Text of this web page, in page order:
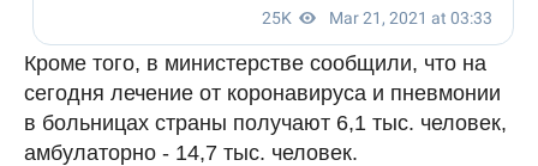
Кроме того, в министерстве сообщили, что на
сегодня лечение от коронавируса и пневмонии
в больницах страны получают 6,1 тыс. человек,
амбулаторно - 14,7 тыс. человек.